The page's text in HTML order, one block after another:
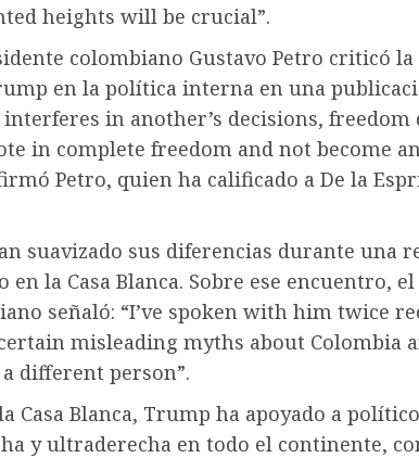
heights will be crucial”.
colombiano Gustavo Petro criticó la
en la política interna en una
in another’s decisions, freedom
in complete freedom and not become
Petro, quien ha calificado a De la
suavizado sus diferencias durante una
en la Casa Blanca. Sobre ese encuentro, el
señaló: “I’ve spoken with him twice
misleading myths about Colombia
different person”.
Casa Blanca, Trump ha apoyado a
y ultraderecha en todo el continente,